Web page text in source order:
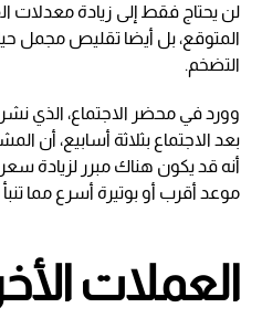
لن يحتاج فقط إلى زيادة معدلات
المتوقع، بل أيضا تقليص مجمل
التضخم.
وورد في محضر الاجتماع، الذي
بعد الاجتماع بثلاثة أسابيع، أن
أنه قد يكون هناك مبرر لزيادة سعر
موعد أقرب أو بوتيرة أسرع مما
العملات